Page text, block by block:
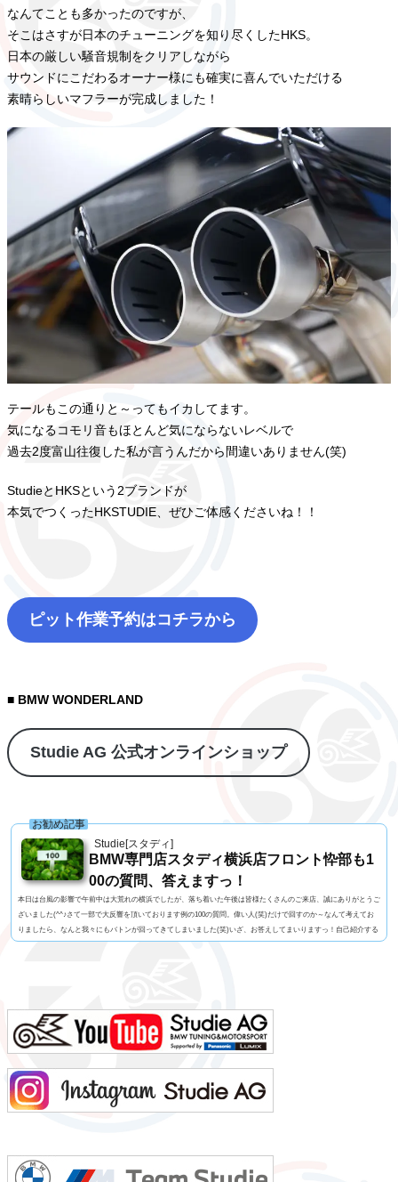
なんてことも多かったのですが、
そこはさすが日本のチューニングを知り尽くしたHKS。
日本の厳しい騒音規制をクリアしながら
サウンドにこだわるオーナー様にも確実に喜んでいただける
素晴らしいマフラーが完成しました！
テールもこの通りと～ってもイカしてます。
気になるコモリ音もほとんど気にならないレベルで
過去2度富山往復した私が言うんだから間違いありません(笑)
StudieとHKSという2ブランドが
本気でつくったHKSTUDIE、ぜひご体感くださいね！！
ピット作業予約はコチラから
■ BMW WONDERLAND
Studie AG 公式オンラインショップ
Studie[スタディ]
お勧め記事
BMW専門店スタディ横浜店フロント忰部も1
00の質問、答えますっ！
本日は台風の影響で午前中は大荒れの横浜でしたが、落ち着いた午後は皆様たくさんのご来店、誠にありがとうご
ざいました(^^♪さて一部で大反響を頂いております例の100の質問。偉い人(笑)だけで回すのか～なんて考えてお
りましたら、なんと我々にもバトンが回ってきてしまいました(笑)いざ、お答えしてまいりますっ！自己紹介する